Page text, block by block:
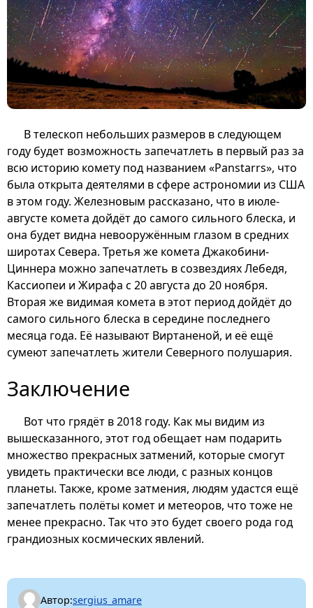
В телескоп небольших размеров в следующем
году будет возможность запечатлеть в первый раз за
всю историю комету под названием «Panstarrs», что
была открыта деятелями в сфере астрономии из США
в этом году. Железновым рассказано, что в июле-
августе комета дойдёт до самого сильного блеска, и
она будет видна невооружённым глазом в средних
широтах Севера. Третья же комета Джакобини-
Циннера можно запечатлеть в созвездиях Лебедя,
Кассиопеи и Жирафа с 20 августа до 20 ноября.
Вторая же видимая комета в этот период дойдёт до
самого сильного блеска в середине последнего
месяца года. Её называют Виртаненой, и её ещё
сумеют запечатлеть жители Северного полушария.
Заключение
Вот что грядёт в 2018 году. Как мы видим из
вышесказанного, этот год обещает нам подарить
множество прекрасных затмений, которые смогут
увидеть практически все люди, с разных концов
планеты. Также, кроме затмения, людям удастся ещё
запечатлеть полёты комет и метеоров, что тоже не
менее прекрасно. Так что это будет своего рода год
грандиозных космических явлений.
Автор:sergius_amare